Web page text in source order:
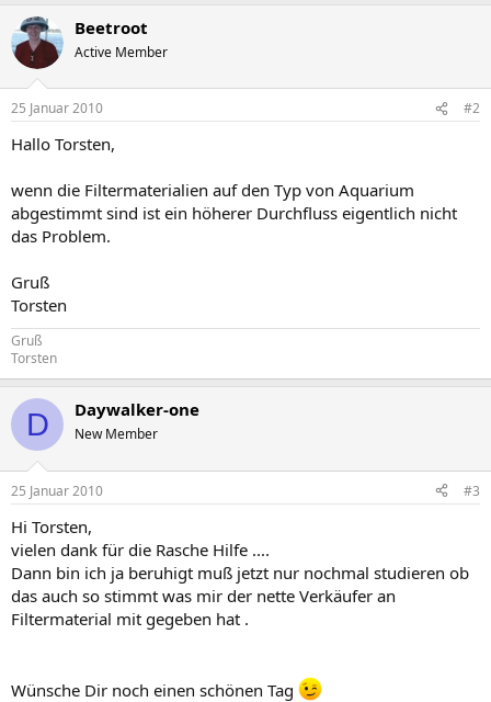
Beetroot
Active Member
25 Januar 2010 #2
Hallo Torsten,
wenn die Filtermaterialien auf den Typ von Aquarium
abgestimmt sind ist ein höherer Durchfluss eigentlich nicht
das Problem.
Gruß
Torsten
Gruß
Torsten
D Daywalker-one
New Member
25 Januar 2010 #3
Hi Torsten,
vielen dank für die Rasche Hilfe ....
Dann bin ich ja beruhigt muß jetzt nur nochmal studieren ob
das auch so stimmt was mir der nette Verkäufer an
Filtermaterial mit gegeben hat .
Wünsche Dir noch einen schönen Tag